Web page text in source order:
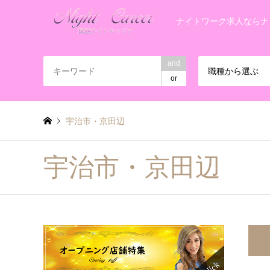
ナイトワーク求人なら
and
or
職種から選ぶ
宇治市・京田辺
宇治市・京田辺